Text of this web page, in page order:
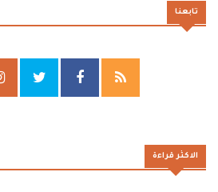
تابعنا
الاكثر قراءة